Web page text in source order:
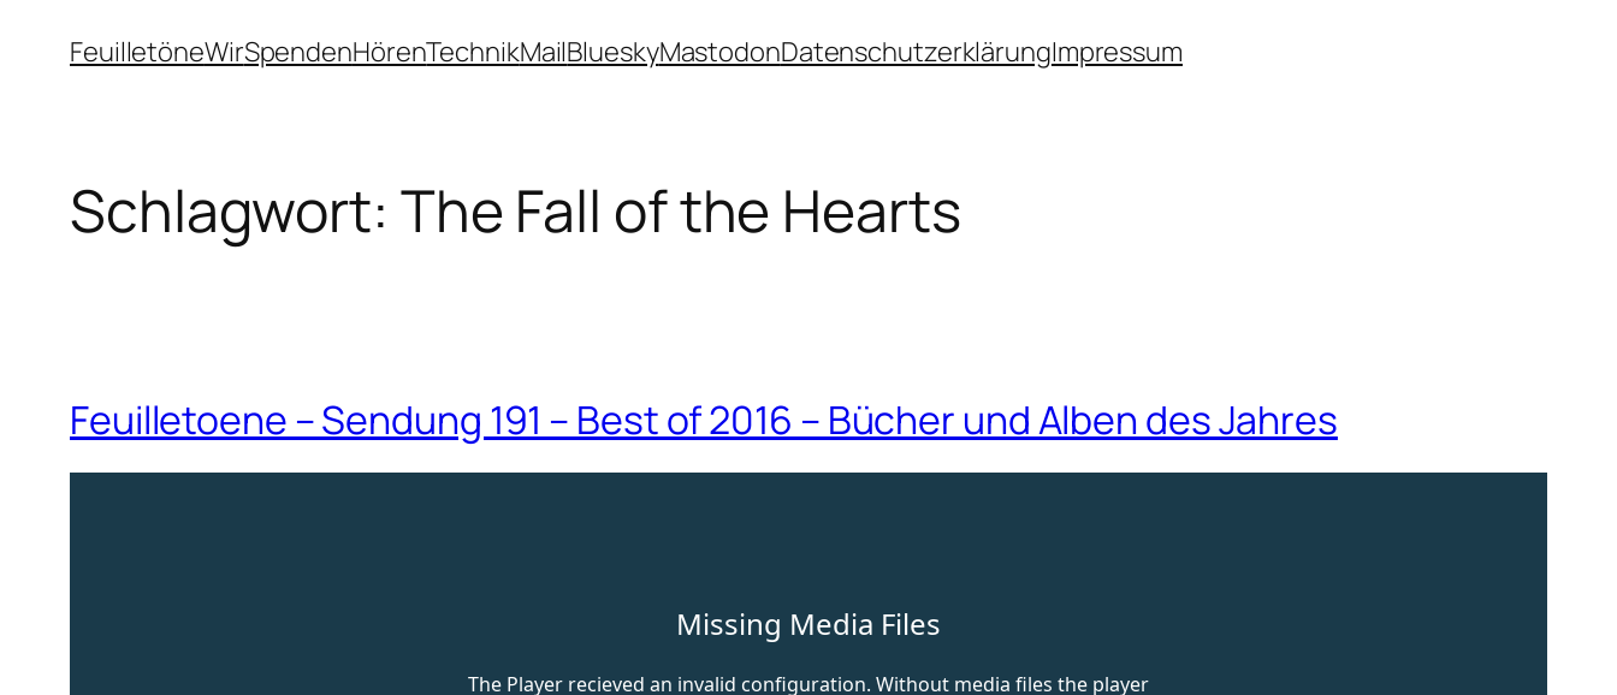
InhaltFeuilletöneWirSpendenHörenTechnikMailBlueskyMastodonDatenschutzerklärungImpressum
Schlagwort: The Fall of the Hearts
Feuilletoene – Sendung 191 – Best of 2016 – Bücher und Alben des Jahres